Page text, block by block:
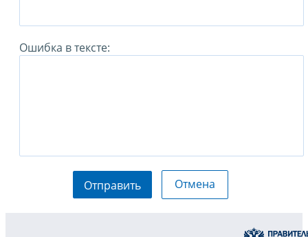
Ошибка в тексте:
Отправить Отмена